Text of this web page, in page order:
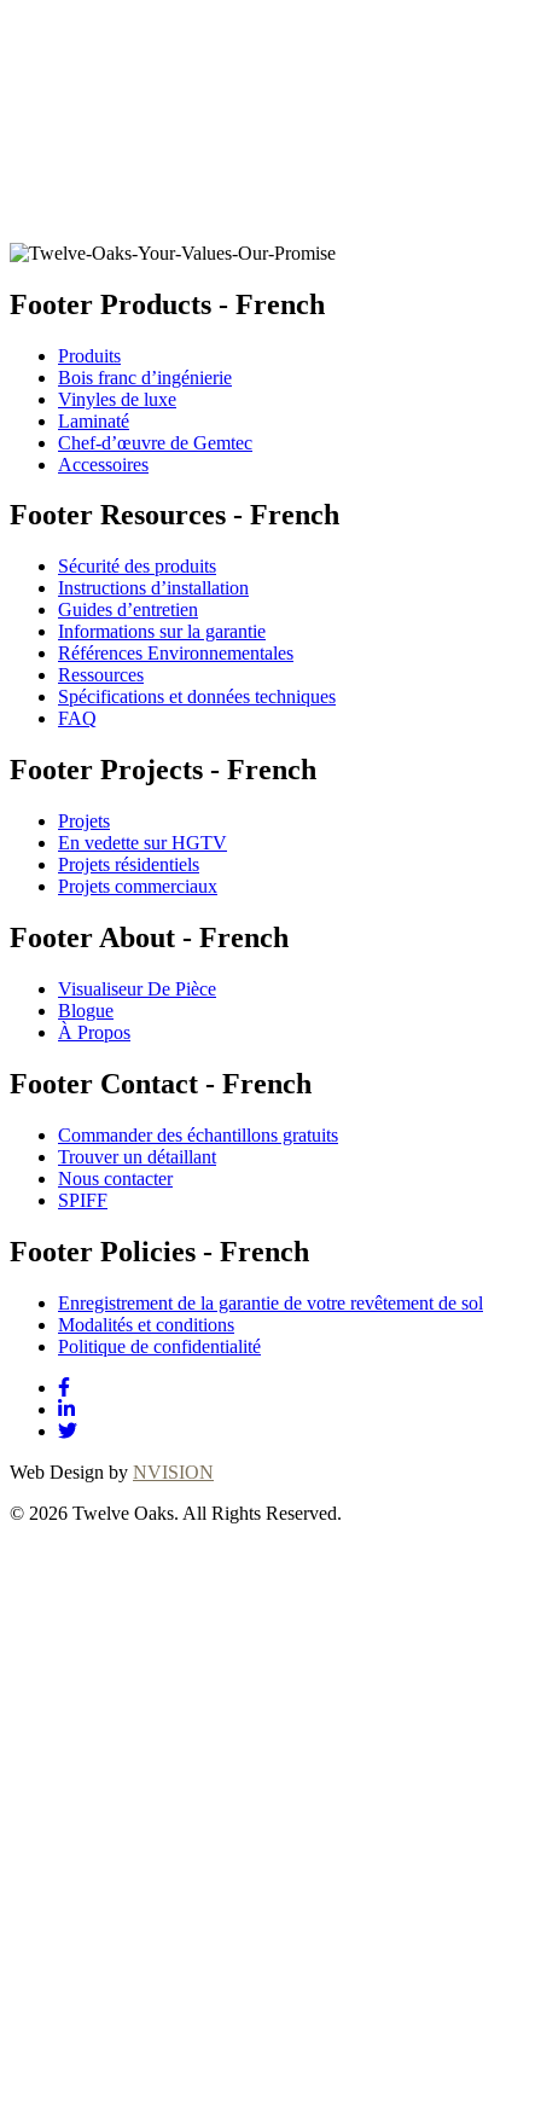
Footer Products - French
Produits
Bois franc d’ingénierie
Vinyles de luxe
Laminaté
Chef-d’œuvre de Gemtec
Accessoires
Footer Resources - French
Sécurité des produits
Instructions d’installation
Guides d’entretien
Informations sur la garantie
Références Environnementales
Ressources
Spécifications et données techniques
FAQ
Footer Projects - French
Projets
En vedette sur HGTV
Projets résidentiels
Projets commerciaux
Footer About - French
Visualiseur De Pièce
Blogue
À Propos
Footer Contact - French
Commander des échantillons gratuits
Trouver un détaillant
Nous contacter
SPIFF
Footer Policies - French
Enregistrement de la garantie de votre revêtement de sol
Modalités et conditions
Politique de confidentialité
Web Design by NVISION
© 2026 Twelve Oaks. All Rights Reserved.